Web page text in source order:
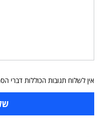
אין לשלוח תגובות הכוללות דברי